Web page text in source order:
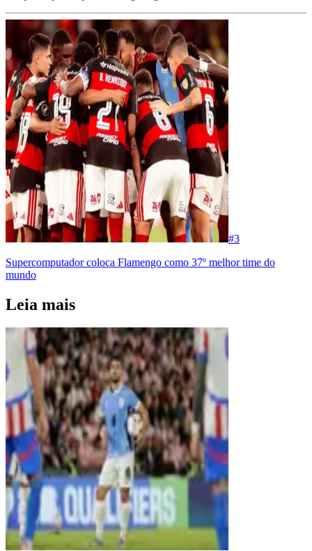
#3
Supercomputador coloca Flamengo como 37º melhor time do
mundo
Leia mais